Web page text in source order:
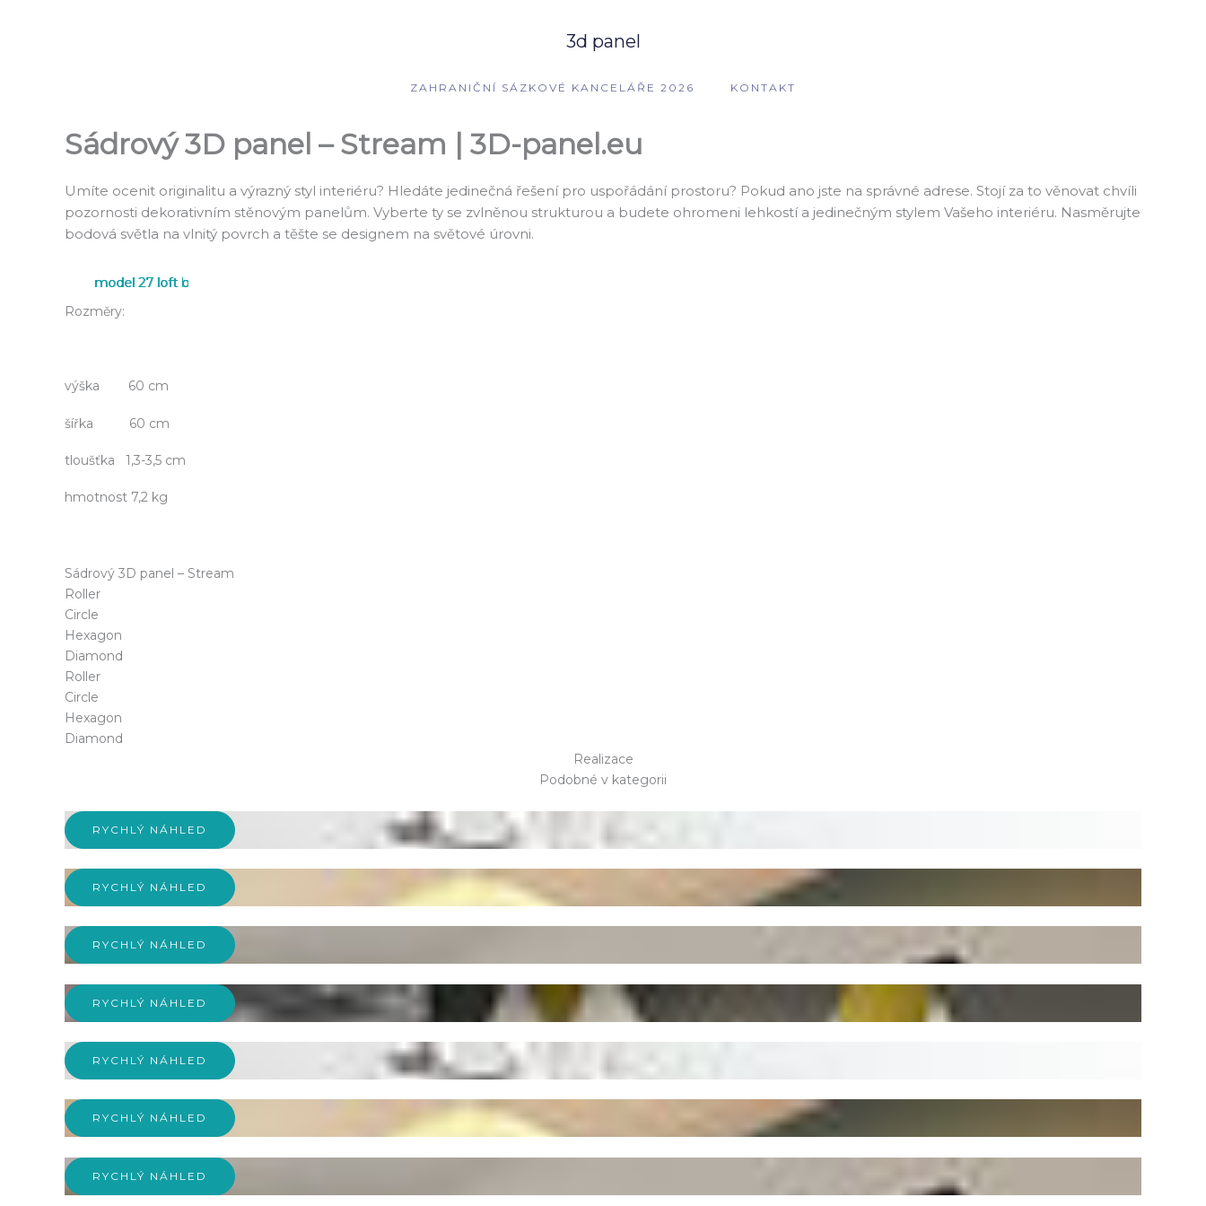
3d panel
ZAHRANIČNÍ SÁZKOVÉ KANCELÁŘE 2026 KONTAKT
Sádrový 3D panel – Stream | 3D-panel.eu
Umíte ocenit originalitu a výrazný styl interiéru? Hledáte jedinečná řešení pro uspořádání prostoru? Pokud ano jste na správné adrese. Stojí za to věnovat chvíli
pozornosti dekorativním stěnovým panelům. Vyberte ty se zvlněnou strukturou a budete ohromeni lehkostí a jedinečným stylem Vašeho interiéru. Nasměrujte
bodová světla na vlnitý povrch a těšte se designem na světové úrovni.
Rozměry:
výška 60 cm
šířka 60 cm
tloušťka 1,3-3,5 cm
hmotnost 7,2 kg
Sádrový 3D panel – Stream
Roller
Circle
Hexagon
Diamond
Roller
Circle
Hexagon
Diamond
Realizace
Podobné v kategorii
model 27 loft b
model 27 loft c
RYCHLÝ NÁHLED
RYCHLÝ NÁHLED
RYCHLÝ NÁHLED
RYCHLÝ NÁHLED
RYCHLÝ NÁHLED
RYCHLÝ NÁHLED
RYCHLÝ NÁHLED